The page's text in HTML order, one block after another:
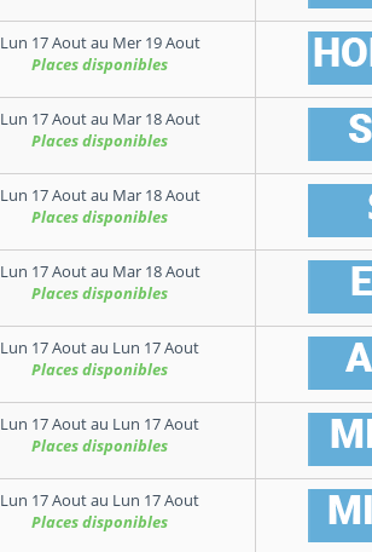
Lun 17 Aoutau Mer 19 Aout
Places disponibles
Lun 17 Aoutau Mar 18 Aout
Places disponibles
Lun 17 Aoutau Mar 18 Aout
Places disponibles
Lun 17 Aoutau Mar 18 Aout
Places disponibles
Lun 17 Aoutau Lun 17 Aout
Places disponibles
Lun 17 Aoutau Lun 17 Aout
Places disponibles
Lun 17 Aoutau Lun 17 Aout
Places disponibles